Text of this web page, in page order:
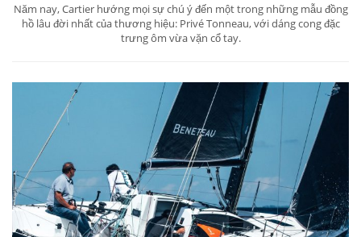
Năm nay, Cartier hướng mọi sự chú ý đến một trong những mẫu đồng
hồ lâu đời nhất của thương hiệu: Privé Tonneau, với dáng cong đặc
trưng ôm vừa vặn cổ tay.